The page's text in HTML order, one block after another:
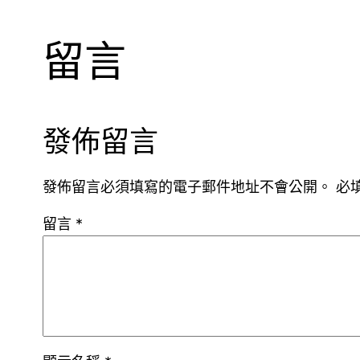
留言
發佈留言
發佈留言必須填寫的電子郵件地址不會公開。 必
留言 *